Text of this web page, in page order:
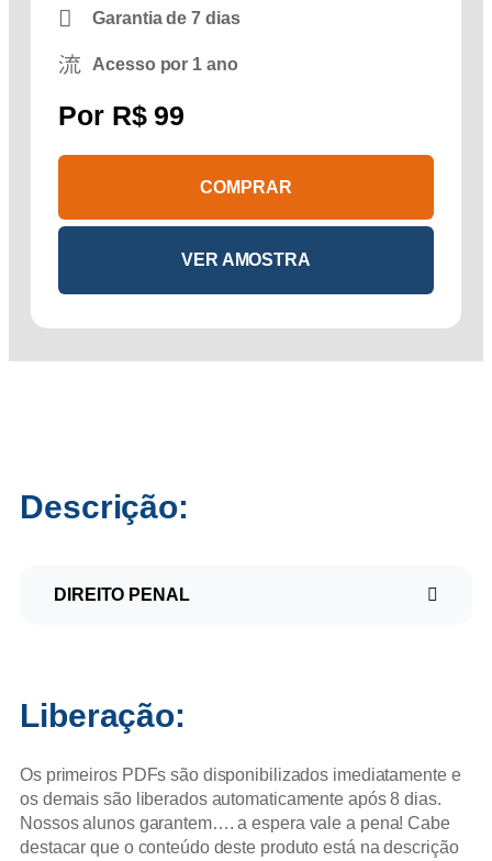
Garantia de 7 dias
Acesso por 1 ano
Por R$99
COMPRAR
VER AMOSTRA
Descrição:
DIREITO PENAL
Liberação:
Os primeiros PDFs são disponibilizados imediatamente e
os demais são liberados automaticamente após 8 dias.
Nossos alunos garantem…. a espera vale a pena! Cabe
destacar que o conteúdo deste produto está na descrição